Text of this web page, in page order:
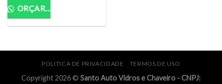
ORÇAR...
POLITICA DE PRIVACIDADE TERMOS DE USO
Copyright 2026 © Santo Auto Vidros e Chaveiro - CNPJ: